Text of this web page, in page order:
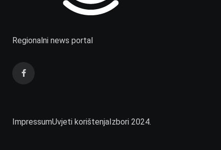
Regionalni news portal
ImpressumUvjeti korištenjaIzbori 2024.